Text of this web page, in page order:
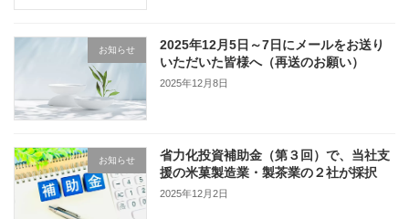
お知らせ
2025年12月5日～7日にメールをお送り
いただいた皆様へ（再送のお願い）
2025年12月8日
お知らせ
省力化投資補助金（第３回）で、当社支
援の米菓製造業・製茶業の２社が採択
2025年12月2日